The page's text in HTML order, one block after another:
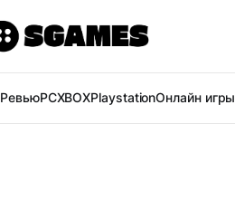
РевьюPCXBOXPlaystationОнлайн игры